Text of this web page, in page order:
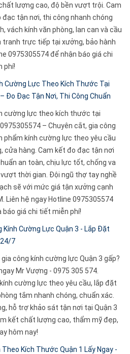
lượng cao, độ bền vượt trội. Cam
tận nơi, thi công nhanh chóng
vách kính văn phòng, lan can và cầu
tranh trực tiếp tại xưởng, bảo hành
0975305574 để nhận báo giá chi
phí!
Cường Lực Theo Kích Thước Tại
Đo Đạc Tận Nơi, Thi Công Chuẩn
cường lực theo kích thước tại
– Chuyên cắt, gia công
phẩm kính cường lực theo yêu cầu
cửa hàng. Cam kết đo đạc tận nơi
an toàn, chịu lực tốt, chống va
thời gian. Đội ngũ thợ tay nghề
sẽ với mức giá tận xưởng cạnh
Liên hệ ngay Hotline 0975305574
giá chi tiết miễn phí!
Kính Cường Lực Quận 3 - Lắp Đặt
7
gia công kính cường lực Quận 3 gấp?
Mr Vượng - 0975 305 574.
cường lực theo yêu cầu, lắp đặt
tắm nhanh chóng, chuẩn xác.
hỗ trợ khảo sát tận nơi tại Quận 3
kết chất lượng cao, thẩm mỹ đẹp,
hôm nay!
Theo Kích Thước Quận 1 Lấy Ngay -